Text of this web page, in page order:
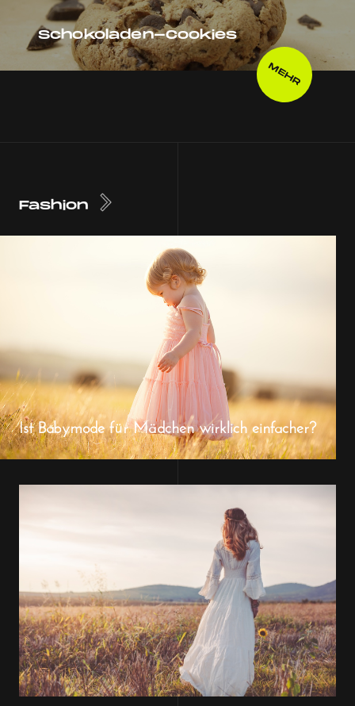
Schokoladen-Cookies
MEHR
Fashion
Ist Babymode für Mädchen wirklich einfacher?